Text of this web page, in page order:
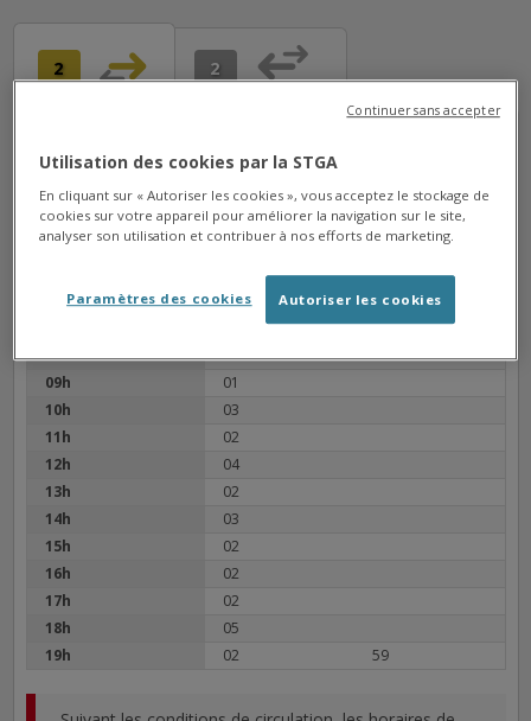
2 ➜
➜ 2 ➜
➜
Direction La Couronne Gallands
Prochain bus à : 20h21
06h
23
08h
02
09h
01
10h
03
11h
02
12h
04
13h
02
14h
03
15h
02
16h
02
17h
02
18h
05
19h
02 59
Utilisation des cookies par la STGA
En cliquant sur « Autoriser les cookies », vous acceptez le stockage de
cookies sur votre appareil pour améliorer la navigation sur le site,
analyser son utilisation et contribuer à nos efforts de marketing.
Autoriser les cookies
Paramètres des cookies
Continuer sans accepter